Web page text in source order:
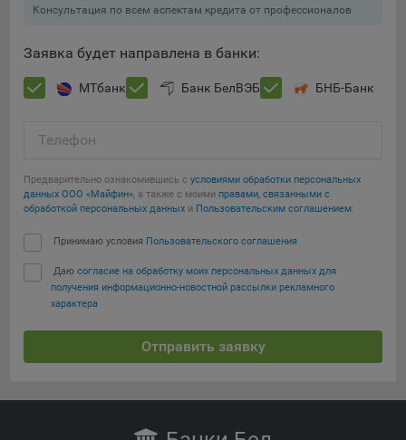
данной цели:
Яндекса рекламная сеть (Yandex Mobile Ads, ADFOX) -
Europe AG, Werftestrasse 4, CH-6005 Luzern, Switzerland.
предоставляемый компанией Google Ireland Ltd, Gordon
House Barrow Street Dublin 4, D04E5W5 Ireland.
Сохранить мои изменения
Сохранить по умолчанию
Консультация по всем аспектам кредита от профессионалов
Заявка будет направлена в банки:
МТбанк Банк БелВЭБ БНБ-Банк
Телефон
Предварительно ознакомившись с условиями обработки персональных
данных ООО «Майфин», а также с моими правами, связанными с
обработкой персональных данных и Пользовательским соглашением:
Принимаю условия Пользовательского соглашения
Даю согласие на обработку моих персональных данных для
получения информационно-новостной рассылки рекламного
характера
Отправить заявку